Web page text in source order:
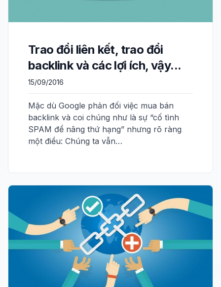
Trao đổi liên kết, trao đổi
backlink và các lợi ích, vậy...
15/09/2016
Mặc dù Google phản đối việc mua bán
backlink và coi chúng như là sự “cố tình
SPAM để nâng thứ hạng” nhưng rõ ràng
một điều: Chúng ta vẫn…